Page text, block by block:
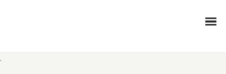
.